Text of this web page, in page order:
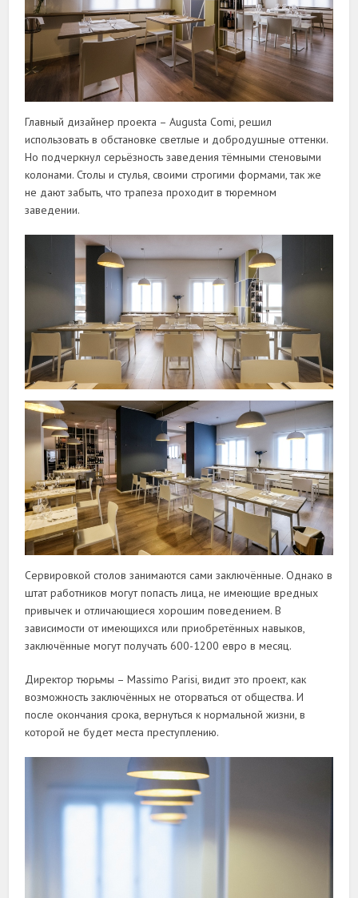
Главный дизайнер проекта – Augusta Comi, решил
использовать в обстановке светлые и добродушные оттенки.
Но подчеркнул серьёзность заведения тёмными стеновыми
колонами. Столы и стулья, своими строгими формами, так же
не дают забыть, что трапеза проходит в тюремном
заведении.
Сервировкой столов занимаются сами заключённые. Однако в
штат работников могут попасть лица, не имеющие вредных
привычек и отличающиеся хорошим поведением. В
зависимости от имеющихся или приобретённых навыков,
заключённые могут получать 600-1200 евро в месяц.
Директор тюрьмы – Massimo Parisi, видит это проект, как
возможность заключённых не оторваться от общества. И
после окончания срока, вернуться к нормальной жизни, в
которой не будет места преступлению.